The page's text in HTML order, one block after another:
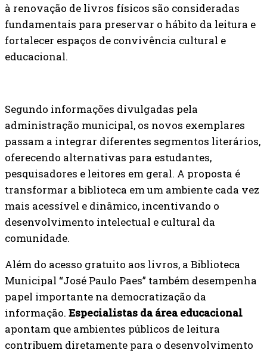
à renovação de livros físicos são consideradas
fundamentais para preservar o hábito da leitura e
fortalecer espaços de convivência cultural e
educacional.
Segundo informações divulgadas pela
administração municipal, os novos exemplares
passam a integrar diferentes segmentos literários,
oferecendo alternativas para estudantes,
pesquisadores e leitores em geral. A proposta é
transformar a biblioteca em um ambiente cada vez
mais acessível e dinâmico, incentivando o
desenvolvimento intelectual e cultural da
comunidade.
Além do acesso gratuito aos livros, a Biblioteca
Municipal “José Paulo Paes” também desempenha
papel importante na democratização da
informação. Especialistas da área educacional
apontam que ambientes públicos de leitura
contribuem diretamente para o desenvolvimento